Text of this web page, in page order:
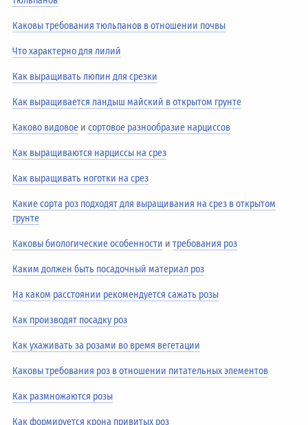
Каковы требования тюльпанов в отношении почвы
Что характерно для лилий
Как выращивать люпин для срезки
Как выращивается ландыш майский в открытом грунте
Каково видовое исортовое разнообразие нарциссов
Как выращиваются нарциссы на срез
Как выращивать ноготки на срез
Какие сорта роз подходят для выращивания на срез в открытом
грунте
Каковы биологические особенности итребования роз
Каким должен быть посадочный материал роз
На каком расстоянии рекомендуется сажать розы
Как производят посадку роз
Как ухаживать за розами во время вегетации
Каковы требования роз в отношении питательных элементов
Как размножаются розы
Как формируется крона привитых роз